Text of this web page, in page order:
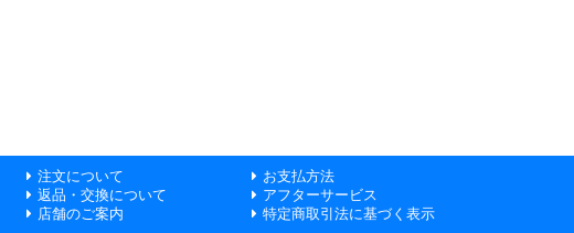
注文について
お支払方法
返品・交換について
アフターサービス
店舗のご案内
特定商取引法に基づく表示